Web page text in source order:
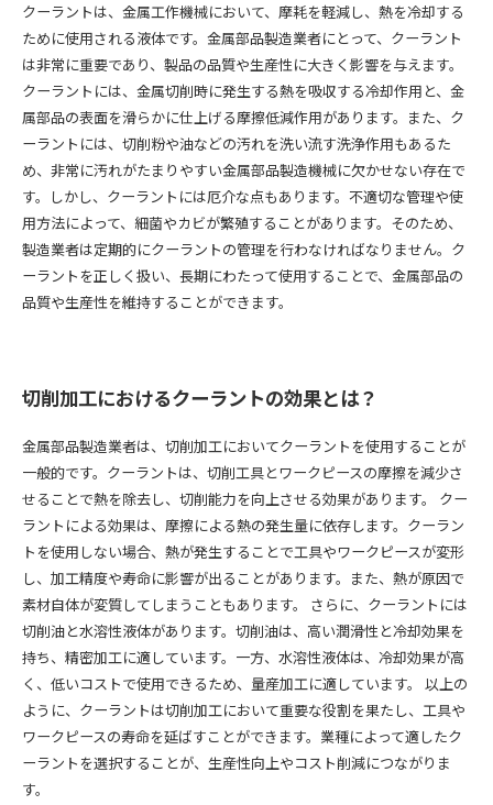
クーラントは、金属工作機械において、摩耗を軽減し、熱を冷却する
ために使用される液体です。金属部品製造業者にとって、クーラント
は非常に重要であり、製品の品質や生産性に大きく影響を与えます。
クーラントには、金属切削時に発生する熱を吸収する冷却作用と、金
属部品の表面を滑らかに仕上げる摩擦低減作用があります。また、ク
ーラントには、切削粉や油などの汚れを洗い流す洗浄作用もあるた
め、非常に汚れがたまりやすい金属部品製造機械に欠かせない存在で
す。しかし、クーラントには厄介な点もあります。不適切な管理や使
用方法によって、細菌やカビが繁殖することがあります。そのため、
製造業者は定期的にクーラントの管理を行わなければなりません。ク
ーラントを正しく扱い、長期にわたって使用することで、金属部品の
品質や生産性を維持することができます。
切削加工におけるクーラントの効果とは？
金属部品製造業者は、切削加工においてクーラントを使用することが
一般的です。クーラントは、切削工具とワークピースの摩擦を減少さ
せることで熱を除去し、切削能力を向上させる効果があります。 クー
ラントによる効果は、摩擦による熱の発生量に依存します。クーラン
トを使用しない場合、熱が発生することで工具やワークピースが変形
し、加工精度や寿命に影響が出ることがあります。また、熱が原因で
素材自体が変質してしまうこともあります。 さらに、クーラントには
切削油と水溶性液体があります。切削油は、高い潤滑性と冷却効果を
持ち、精密加工に適しています。一方、水溶性液体は、冷却効果が高
く、低いコストで使用できるため、量産加工に適しています。 以上の
ように、クーラントは切削加工において重要な役割を果たし、工具や
ワークピースの寿命を延ばすことができます。業種によって適したク
ーラントを選択することが、生産性向上やコスト削減につながりま
す。